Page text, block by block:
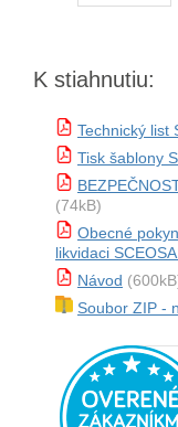
K stiahnutiu:
Technický list
Tisk šablony
(74kB)
Obecné
likvidaci
Návod
Soubor ZIP -